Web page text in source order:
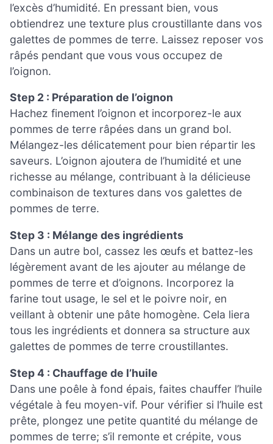
l’excès d’humidité. En pressant bien, vous
obtiendrez une texture plus croustillante dans vos
galettes de pommes de terre. Laissez reposer vos
râpés pendant que vous vous occupez de
l’oignon.
Step 2 : Préparation de l’oignon
Hachez finement l’oignon et incorporez-le aux
pommes de terre râpées dans un grand bol.
Mélangez-les délicatement pour bien répartir les
saveurs. L’oignon ajoutera de l’humidité et une
richesse au mélange, contribuant à la délicieuse
combinaison de textures dans vos galettes de
pommes de terre.
Step 3 : Mélange des ingrédients
Dans un autre bol, cassez les œufs et battez-les
légèrement avant de les ajouter au mélange de
pommes de terre et d’oignons. Incorporez la
farine tout usage, le sel et le poivre noir, en
veillant à obtenir une pâte homogène. Cela liera
tous les ingrédients et donnera sa structure aux
galettes de pommes de terre croustillantes.
Step 4 : Chauffage de l’huile
Dans une poêle à fond épais, faites chauffer l’huile
végétale à feu moyen-vif. Pour vérifier si l’huile est
prête, plongez une petite quantité du mélange de
pommes de terre; s’il remonte et crépite, vous